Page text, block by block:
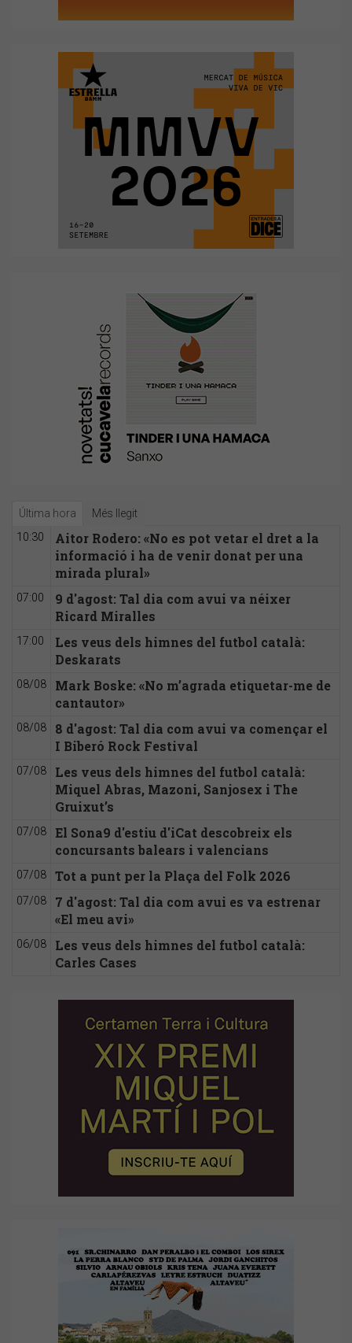
Última hora Més llegit
10:30
Aitor Rodero: «No es pot vetar el dret a la
informació i ha de venir donat per una
mirada plural»
07:00
9 d'agost: Tal dia com avui va néixer
Ricard Miralles
17:00
Les veus dels himnes del futbol català:
Deskarats
08/08
Mark Boske: «No m’agrada etiquetar-me de
cantautor»
08/08
8 d'agost: Tal dia com avui va començar el
I Biberó Rock Festival
07/08
Les veus dels himnes del futbol català:
Miquel Abras, Mazoni, Sanjosex i The
Gruixut’s
07/08
El Sona9 d'estiu d'iCat descobreix els
concursants balears i valencians
07/08 Tot a punt per la Plaça del Folk 2026
07/08
7 d'agost: Tal dia com avui es va estrenar
«El meu avi»
06/08
Les veus dels himnes del futbol català:
Carles Cases